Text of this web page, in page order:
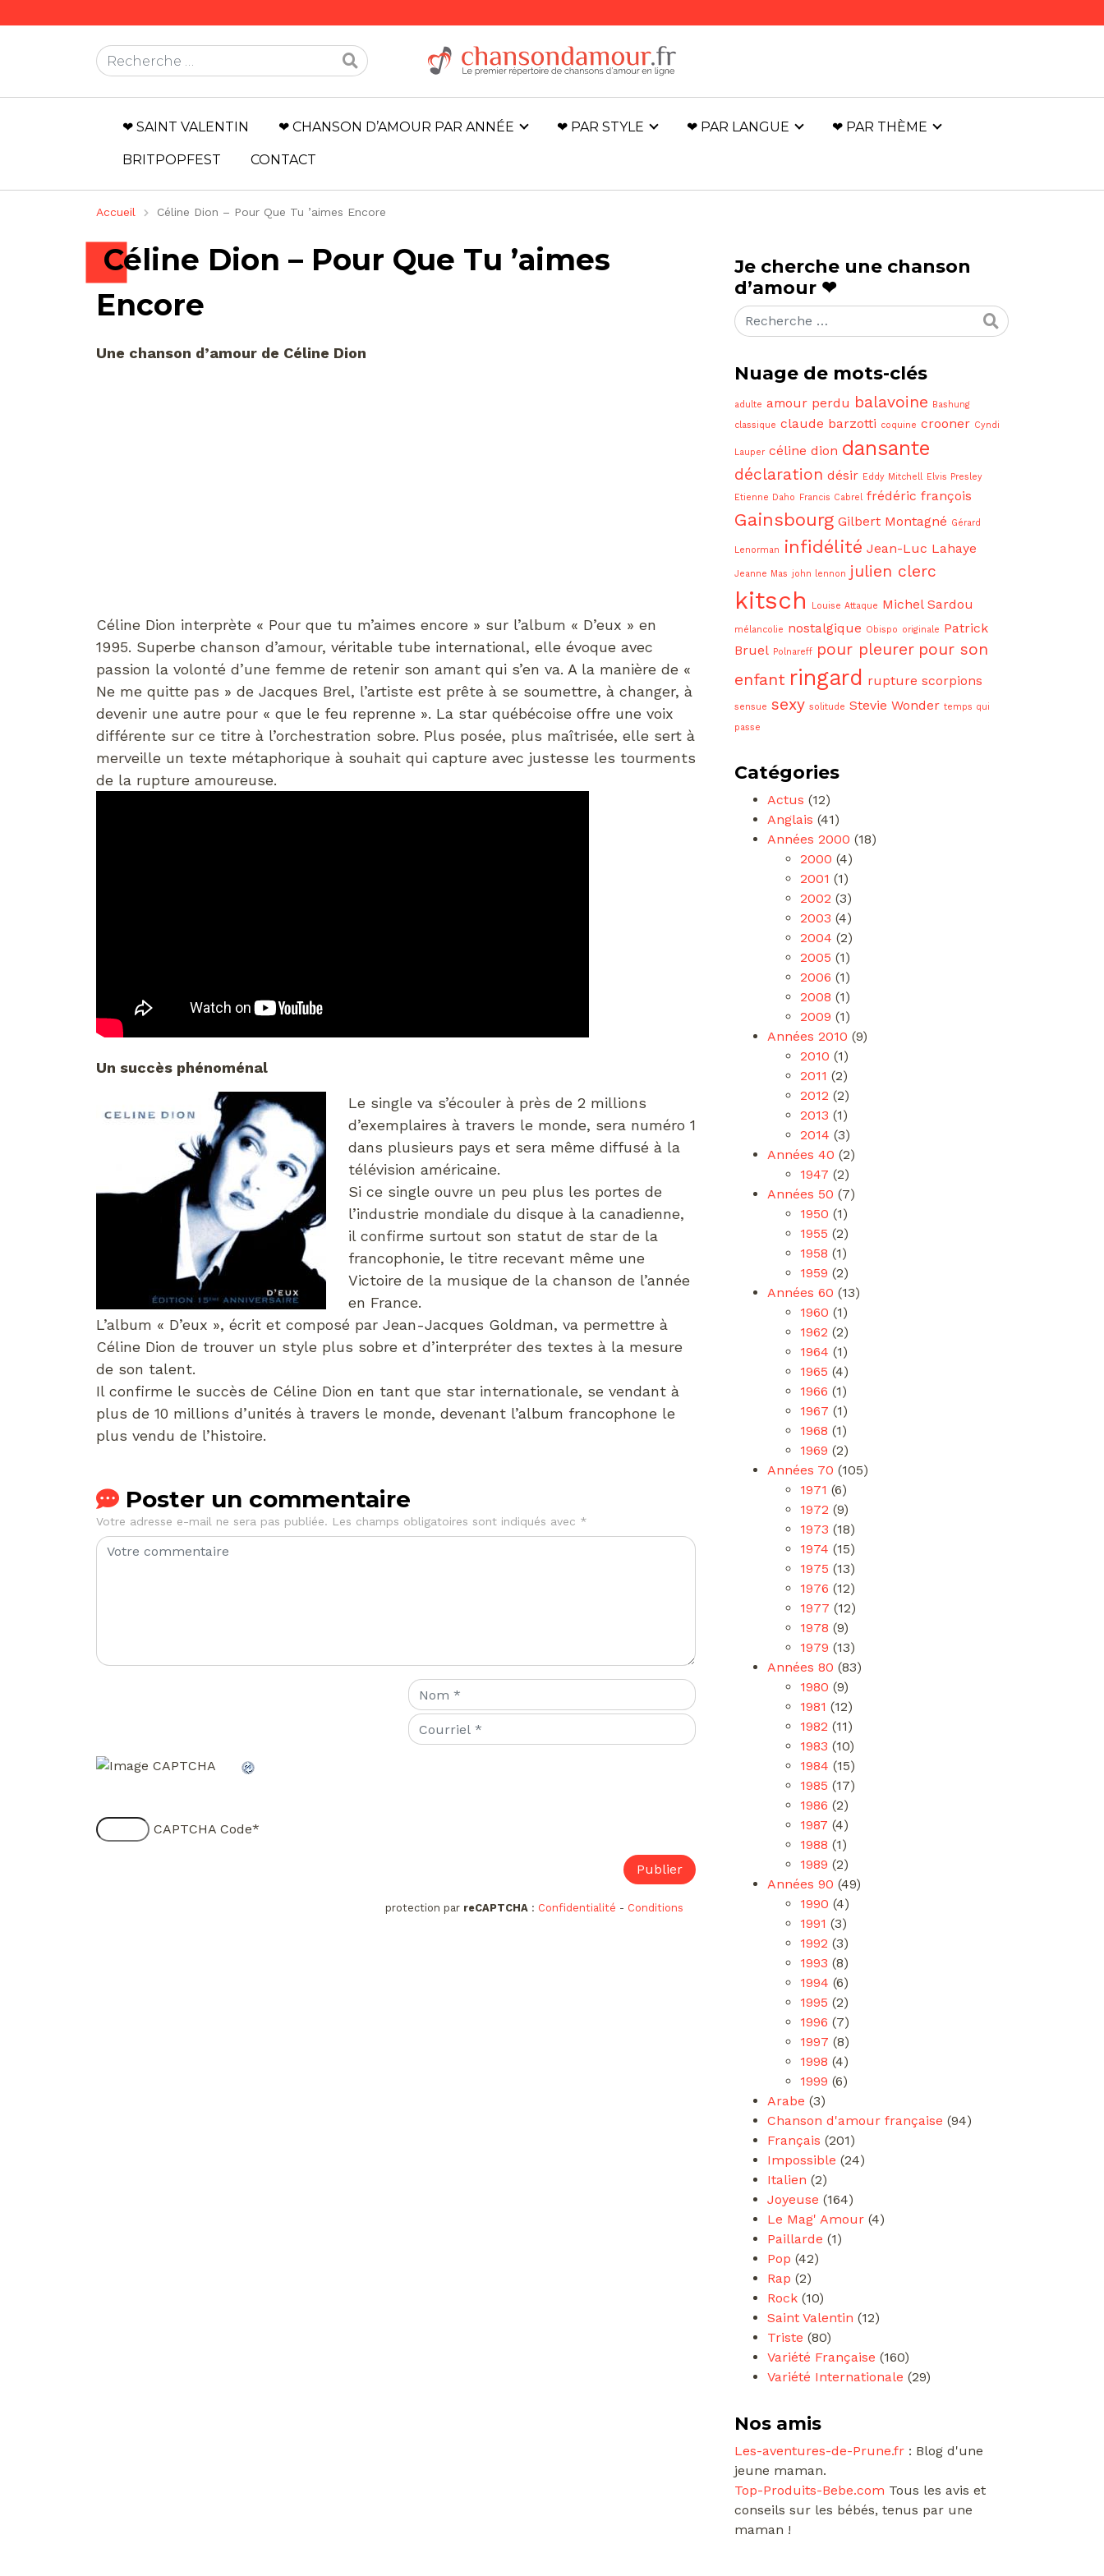
Rechercher
❤ SAINT VALENTIN ❤ CHANSON D’AMOUR PAR ANNÉE ❤ PAR STYLE ❤ PAR LANGUE ❤ PAR THÈME
BRITPOPFEST CONTACT
Accueil Céline Dion – Pour Que Tu ’aimes Encore
Céline Dion – Pour Que Tu ’aimes
Encore
Une chanson d’amour de Céline Dion
Céline Dion interprète « Pour que tu m’aimes encore » sur l’album « D’eux » en
1995. Superbe chanson d’amour, véritable tube international, elle évoque avec
passion la volonté d’une femme de retenir son amant qui s’en va. A la manière de «
Ne me quitte pas » de Jacques Brel, l’artiste est prête à se soumettre, à changer, à
devenir une autre pour « que le feu reprenne ». La star québécoise offre une voix
différente sur ce titre à l’orchestration sobre. Plus posée, plus maîtrisée, elle sert à
merveille un texte métaphorique à souhait qui capture avec justesse les tourments
de la rupture amoureuse.
Un succès phénoménal
Le single va s’écouler à près de 2 millions
d’exemplaires à travers le monde, sera numéro 1
dans plusieurs pays et sera même diffusé à la
télévision américaine.
Si ce single ouvre un peu plus les portes de
l’industrie mondiale du disque à la canadienne,
il confirme surtout son statut de star de la
francophonie, le titre recevant même une
Victoire de la musique de la chanson de l’année
en France.
L’album « D’eux », écrit et composé par Jean-Jacques Goldman, va permettre à
Céline Dion de trouver un style plus sobre et d’interpréter des textes à la mesure
de son talent.
Il confirme le succès de Céline Dion en tant que star internationale, se vendant à
plus de 10 millions d’unités à travers le monde, devenant l’album francophone le
plus vendu de l’histoire.
Poster un commentaire
Votre adresse e-mail ne sera pas publiée. Les champs obligatoires sont indiqués avec *
CAPTCHA Code*
protection par reCAPTCHA : Confidentialité - Conditions
Je cherche une chanson
d’amour ❤
Rechercher
Nuage de mots-clés
adulte amour perdu balavoine Bashung
classique claude barzotti coquine crooner Cyndi
Lauper céline dion dansante
déclaration désir Eddy Mitchell Elvis Presley
Etienne Daho Francis Cabrel frédéric françois
Gainsbourg Gilbert Montagné Gérard
Lenorman infidélité Jean-Luc Lahaye
Jeanne Mas john lennon julien clerc
kitsch Louise Attaque Michel Sardou
mélancolie nostalgique Obispo originale Patrick
Bruel Polnareff pour pleurer pour son
enfant ringard rupture scorpions
sensue sexy solitude Stevie Wonder temps qui
passe
Catégories
Actus (12)
Anglais (41)
Années 2000 (18)
2000 (4)
2001 (1)
2002 (3)
2003 (4)
2004 (2)
2005 (1)
2006 (1)
2008 (1)
2009 (1)
Années 2010 (9)
2010 (1)
2011 (2)
2012 (2)
2013 (1)
2014 (3)
Années 40 (2)
1947 (2)
Années 50 (7)
1950 (1)
1955 (2)
1958 (1)
1959 (2)
Années 60 (13)
1960 (1)
1962 (2)
1964 (1)
1965 (4)
1966 (1)
1967 (1)
1968 (1)
1969 (2)
Années 70 (105)
1971 (6)
1972 (9)
1973 (18)
1974 (15)
1975 (13)
1976 (12)
1977 (12)
1978 (9)
1979 (13)
Années 80 (83)
1980 (9)
1981 (12)
1982 (11)
1983 (10)
1984 (15)
1985 (17)
1986 (2)
1987 (4)
1988 (1)
1989 (2)
Années 90 (49)
1990 (4)
1991 (3)
1992 (3)
1993 (8)
1994 (6)
1995 (2)
1996 (7)
1997 (8)
1998 (4)
1999 (6)
Arabe (3)
Chanson d'amour française (94)
Français (201)
Impossible (24)
Italien (2)
Joyeuse (164)
Le Mag' Amour (4)
Paillarde (1)
Pop (42)
Rap (2)
Rock (10)
Saint Valentin (12)
Triste (80)
Variété Française (160)
Variété Internationale (29)
Nos amis
Les-aventures-de-Prune.fr : Blog d'une
jeune maman.
Top-Produits-Bebe.com Tous les avis et
conseils sur les bébés, tenus par une
maman !